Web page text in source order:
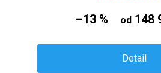
–13 % od 148
Detail